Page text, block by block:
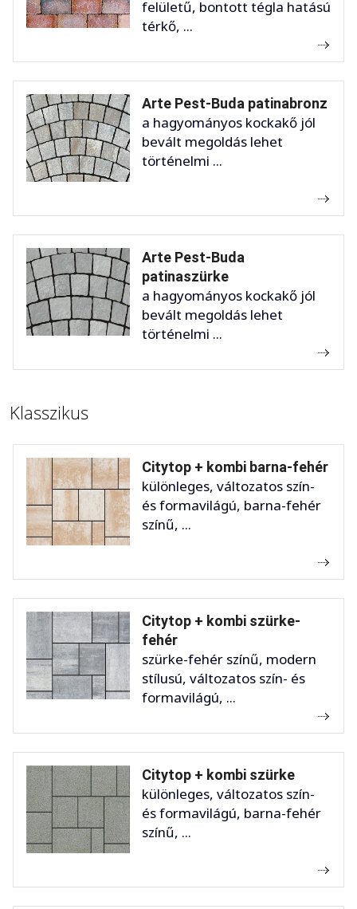
felületű, bontott tégla hatású
térkő, ...
Arte Pest-Buda patinabronz
a hagyományos kockakő jól
bevált megoldás lehet
történelmi ...
Arte Pest-Buda
patinaszürke
a hagyományos kockakő jól
bevált megoldás lehet
történelmi ...
Klasszikus
Citytop + kombi barna-fehér
különleges, változatos szín-
és formavilágú, barna-fehér
színű, ...
Citytop + kombi szürke-
fehér
szürke-fehér színű, modern
stílusú, változatos szín- és
formavilágú, ...
Citytop + kombi szürke
különleges, változatos szín-
és formavilágú, barna-fehér
színű, ...